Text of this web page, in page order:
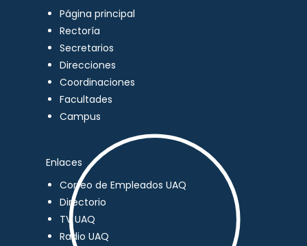
Página principal
Rectoría
Secretarios
Direcciones
Coordinaciones
Facultades
Campus
Enlaces
Correo de Empleados UAQ
Directorio
TV UAQ
Radio UAQ